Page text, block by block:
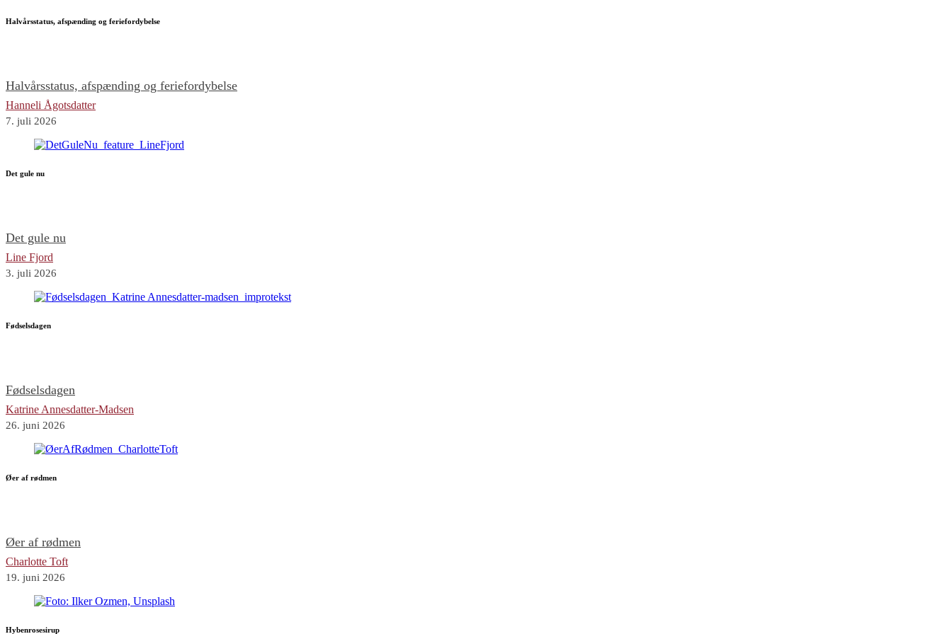
Halvårsstatus, afspænding og feriefordybelse
Halvårsstatus, afspænding og feriefordybelse
Hanneli Ågotsdatter
7. juli 2026
Det gule nu
Det gule nu
Line Fjord
3. juli 2026
Fødselsdagen
Fødselsdagen
Katrine Annesdatter-Madsen
26. juni 2026
Øer af rødmen
Øer af rødmen
Charlotte Toft
19. juni 2026
Hybenrosesirup